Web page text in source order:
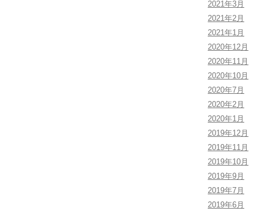
2021年3月
2021年2月
2021年1月
2020年12月
2020年11月
2020年10月
2020年7月
2020年2月
2020年1月
2019年12月
2019年11月
2019年10月
2019年9月
2019年7月
2019年6月